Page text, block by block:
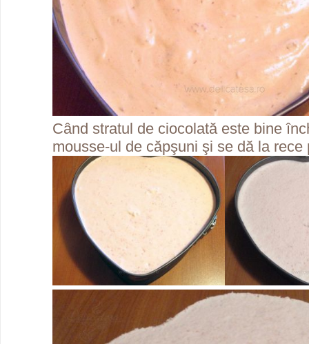
Când stratul de ciocolată este bine
mousse-ul de căpşuni şi se dă la rece